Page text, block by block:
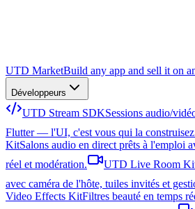
UTD MarketBuild any app and sell it on
Développeurs
UTD Stream SDKSessions audio/
Flutter — l'UI, c'est vous qui la
KitSalons audio en direct prêts à l'emploi
réel et modération.
UTD Live Room
avec caméra de l'hôte, tuiles invités et
Video Effects KitFiltres beauté en temps